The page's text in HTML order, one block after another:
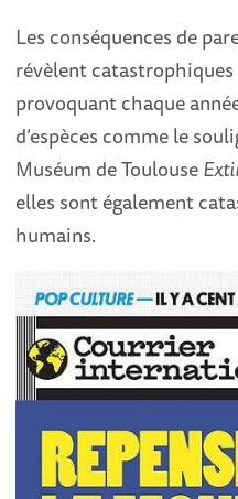
Les conséquences de
révèlent
provoquant chaque
d’espèces comme le
Muséum de Toulouse
elles sont également
humains.